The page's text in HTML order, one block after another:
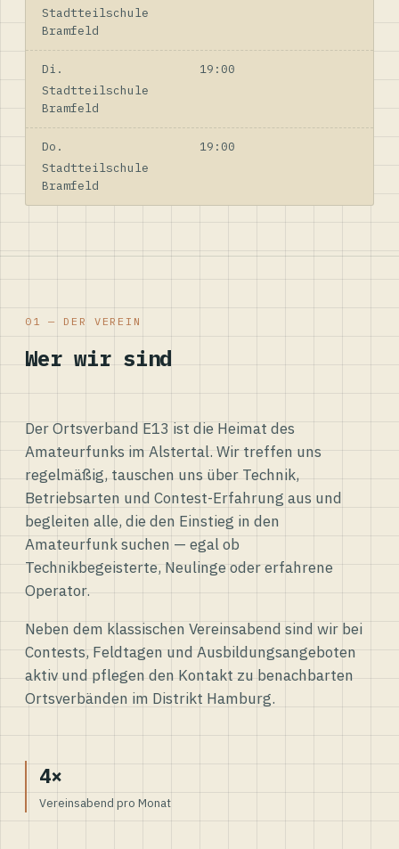
Stadtteilschule
Bramfeld
Di.
19:00
Stadtteilschule
Bramfeld
Do.
19:00
Stadtteilschule
Bramfeld
01 — DER VEREIN
Wer wir sind
Der Ortsverband E13 ist die Heimat des
Amateurfunks im Alstertal. Wir treffen uns
regelmäßig, tauschen uns über Technik,
Betriebsarten und Contest-Erfahrung aus und
begleiten alle, die den Einstieg in den
Amateurfunk suchen — egal ob
Technikbegeisterte, Neulinge oder erfahrene
Operator.
Neben dem klassischen Vereinsabend sind wir bei
Contests, Feldtagen und Ausbildungsangeboten
aktiv und pflegen den Kontakt zu benachbarten
Ortsverbänden im Distrikt Hamburg.
4×
Vereinsabend pro Monat